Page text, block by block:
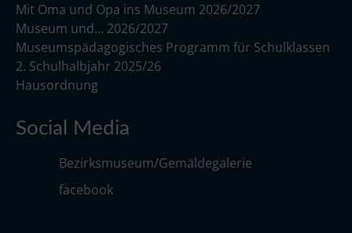
Mit Oma und Opa ins Museum 2026/2027
Museum und… 2026/2027
Museumspädagogisches Programm für Schulklassen
2. Schulhalbjahr 2025/26
Hausordnung
Social Media
Bezirksmuseum/Gemäldegalerie
facebook